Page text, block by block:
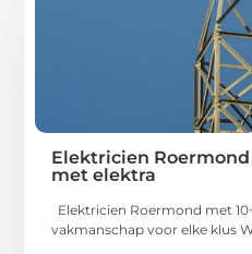
Elektricien Roermond
met elektra
Elektricien Roermond met
vakmanschap voor elke klus